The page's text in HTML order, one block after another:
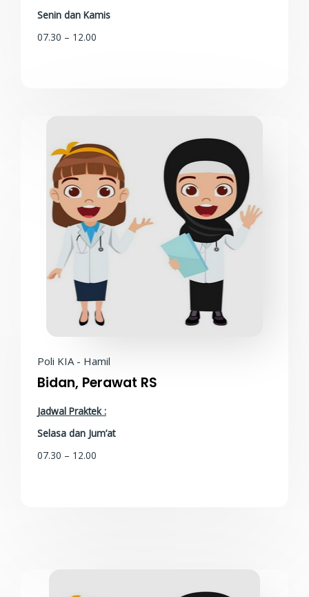
Senin dan Kamis
07.30 – 12.00
Poli KIA - Hamil
Bidan, Perawat RS
Jadwal Praktek :
Selasa dan Jum’at
07.30 – 12.00